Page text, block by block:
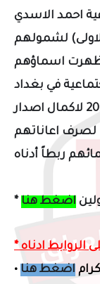
احمد الاسدي
(الوجبة الاولى) لشمولهم
ظهرت اسماؤهم
في بغداد
والمحافظات يوم الخميس 23-2-2023 لاكمال اصدار
لصرف اعاناتهم
اضغط هنا
الروابط ادناه
• اضغط هنا